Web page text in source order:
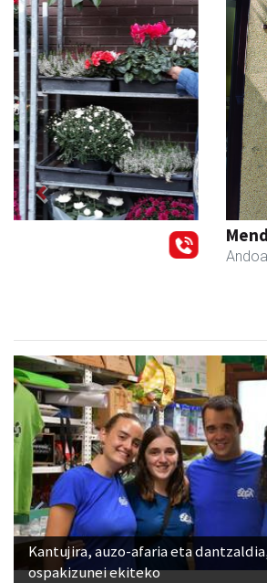
Previous
Kantujira, auzo-afaria eta
ospakizunei ekiteko